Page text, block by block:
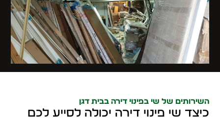
השירותים של שי בפינוי דירה בבית דגן
כיצד שי פינוי דירה יכולה לסייע לכם